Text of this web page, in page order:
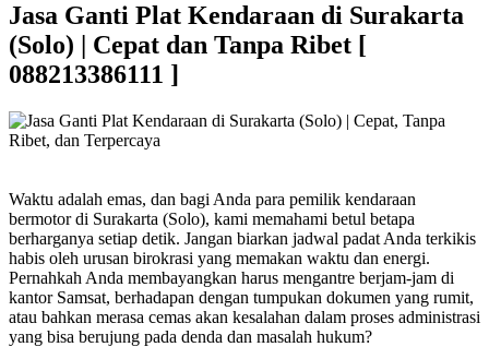
Jasa Ganti Plat Kendaraan di Surakarta
(Solo) | Cepat dan Tanpa Ribet [
088213386111 ]
Waktu adalah emas, dan bagi Anda para pemilik kendaraan
bermotor di Surakarta (Solo), kami memahami betul betapa
berharganya setiap detik. Jangan biarkan jadwal padat Anda terkikis
habis oleh urusan birokrasi yang memakan waktu dan energi.
Pernahkah Anda membayangkan harus mengantre berjam-jam di
kantor Samsat, berhadapan dengan tumpukan dokumen yang rumit,
atau bahkan merasa cemas akan kesalahan dalam proses administrasi
yang bisa berujung pada denda dan masalah hukum?